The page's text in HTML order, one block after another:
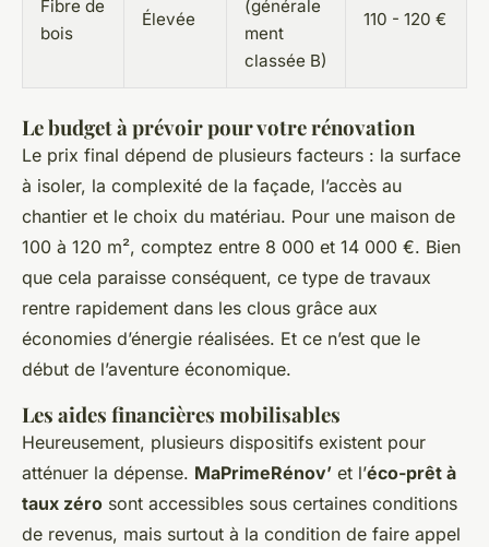
Fibre de
bois
Élevée
(générale
ment
classée B)
110 - 120 €
Le budget à prévoir pour votre rénovation
Le prix final dépend de plusieurs facteurs : la surface
à isoler, la complexité de la façade, l’accès au
chantier et le choix du matériau. Pour une maison de
100 à 120 m², comptez entre 8 000 et 14 000 €. Bien
que cela paraisse conséquent, ce type de travaux
rentre rapidement dans les clous grâce aux
économies d’énergie réalisées. Et ce n’est que le
début de l’aventure économique.
Les aides financières mobilisables
Heureusement, plusieurs dispositifs existent pour
atténuer la dépense. MaPrimeRénov’ et l’éco-prêt à
taux zéro sont accessibles sous certaines conditions
de revenus, mais surtout à la condition de faire appel